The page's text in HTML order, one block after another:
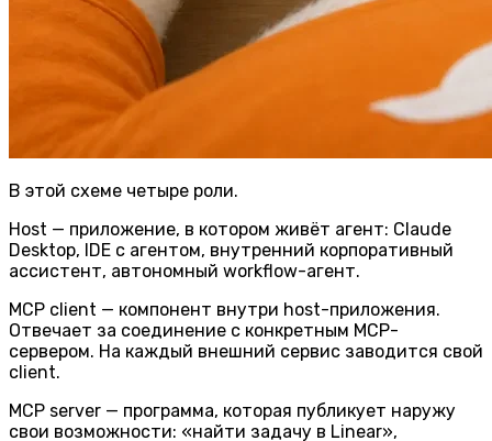
В этой схеме четыре роли.
Host — приложение, в котором живёт агент: Claude
Desktop, IDE с агентом, внутренний корпоративный
ассистент, автономный workflow-агент.
MCP client — компонент внутри host-приложения.
Отвечает за соединение с конкретным MCP-
сервером. На каждый внешний сервис заводится свой
client.
MCP server — программа, которая публикует наружу
свои возможности: «найти задачу в Linear»,